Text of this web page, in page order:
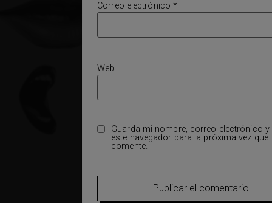
Correo electrónico*
Web
Guarda mi nombre, correo electrónico y
este navegador para la próxima vez que
comente.